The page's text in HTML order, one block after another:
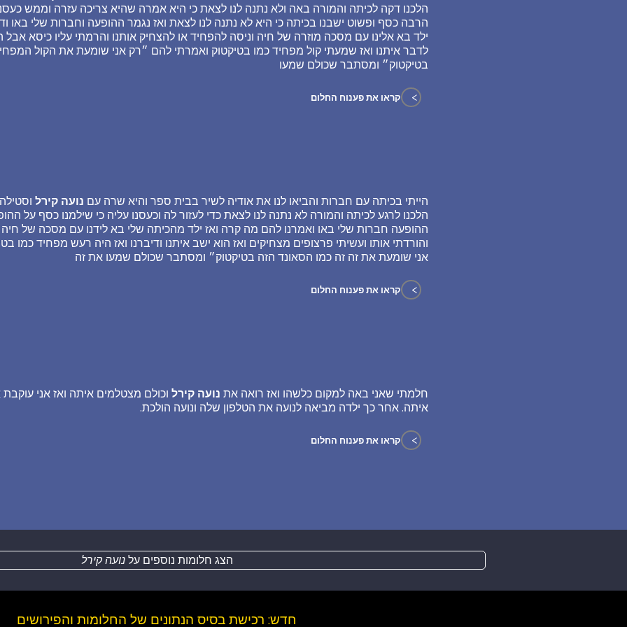
הלכנו דקה לכיתה והמורה באה ולא נתנה לנו לצאת כי היא אמרה שהיא צריכה עזרה וממש
הרבה כסף ופשוט ישבנו בכיתה כי היא לא נתנה לנו לצאת ואז נגמר ההופעה וחברות שלי באו
ילד בא אלינו עם מסכה מוזרה של חיה וניסה להפחיד או להצחיק אותנו והרמתי עליו כיסא אבל
לדבר איתנו ואז שמעתי קול מפחיד כמו בטיקטוק ואמרתי להם ״רק אני שומעת את הקול
בטיקטוק״ ומסתבר שכולם שמעו
> קראו את פענוח החלום
הייתי בכיתה עם חברות והביאו לנו את אודיה לשיר בבית ספר והיא שרה עם נועה קירל
הלכנו לרגע לכיתה והמורה לא נתנה לנו לצאת כדי לעזור לה וכעסנו עליה כי שילמנו כסף על
ההופעה חברות שלי באו ואמרנו להם מה קרה ואז ילד מהכיתה שלי בא לידנו עם מסכה של חיה
והורדתי אותו ועשיתי פרצופים מצחיקים ואז הוא ישב איתנו ודיברנו ואז היה רעש מפחיד כמו
אני שומעת את זה זה כמו הסאונד הזה בטיקטוק״ ומסתבר שכולם שמעו את זה
> קראו את פענוח החלום
חלמתי שאני באה למקום כלשהו ואז רואה את נועה קירלוכולם מצטלמים איתה ואז אני
איתה. אחר כך ילדה מביאה לנועה את הטלפון שלה ונועה הולכת.
> קראו את פענוח החלום
הצג חלומות נוספים עלנועה קירל
חדש: רכישת בסיס הנתונים של החלומות והפירושים